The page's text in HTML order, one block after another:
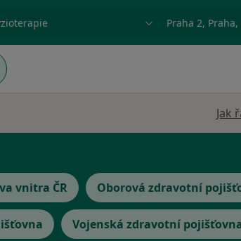
Město nebo
Jak
vnitra ČR Oborová zdravotní
Vojenská zdravotní